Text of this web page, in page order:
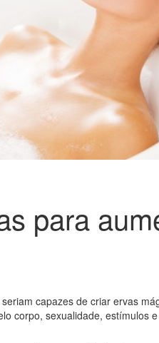
para
capazes de criar ervas
corpo, sexualidade, estímulos